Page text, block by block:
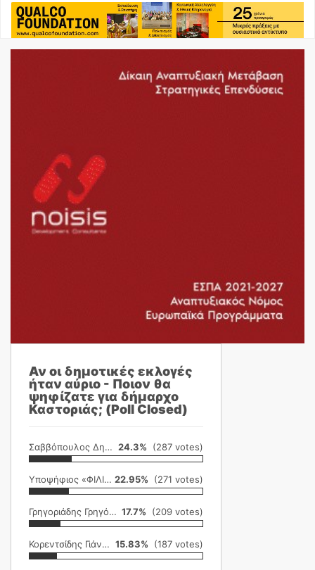
Αν οι δημοτικές εκλογές
ήταν αύριο - Ποιον θα
ψηφίζατε για δήμαρχο
Καστοριάς; (Poll Closed)
Σαββόπουλος Δημήτρης 24.3% (287 votes)
Υποψήφιος «ΦΙΛΙΚΗ ΕΤΑΙΡΕΙΑ» 22.95% (271 votes)
Γρηγοριάδης Γρηγόρης 17.7% (209 votes)
Κορεντσίδης Γιάννης 15.83% (187 votes)